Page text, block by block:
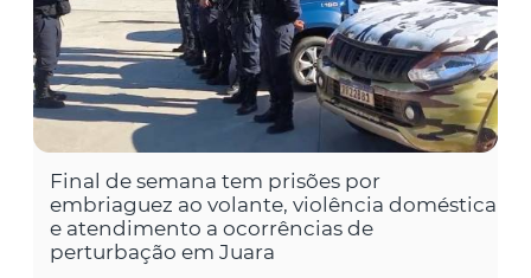
Final de semana tem prisões por
embriaguez ao volante, violência doméstica
e atendimento a ocorrências de
perturbação em Juara